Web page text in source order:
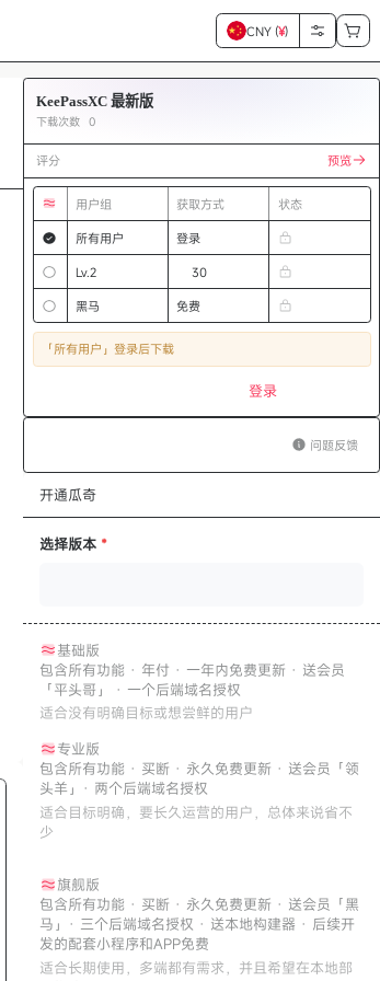
CNY (¥)
KeePassXC 最新版
下载次数 0
评分 预览
用户组 获取方式 状态
所有用户 登录
Lv.2 30
黑马 免费
「所有用户」登录后下载
登录
问题反馈
开通瓜奇
选择版本 *
基础版
包含所有功能 · 年付 · 一年内免费更新 · 送会员
「平头哥」 · 一个后端域名授权
适合没有明确目标或想尝鲜的用户
专业版
包含所有功能 · 买断 · 永久免费更新 · 送会员「领
头羊」· 两个后端域名授权
适合目标明确，要长久运营的用户，总体来说省不
少
旗舰版
包含所有功能 · 买断 · 永久免费更新 · 送会员「黑
马」· 三个后端域名授权 · 送本地构建器 · 后续开
发的配套小程序和APP免费
适合长期使用，多端都有需求，并且希望在本地部